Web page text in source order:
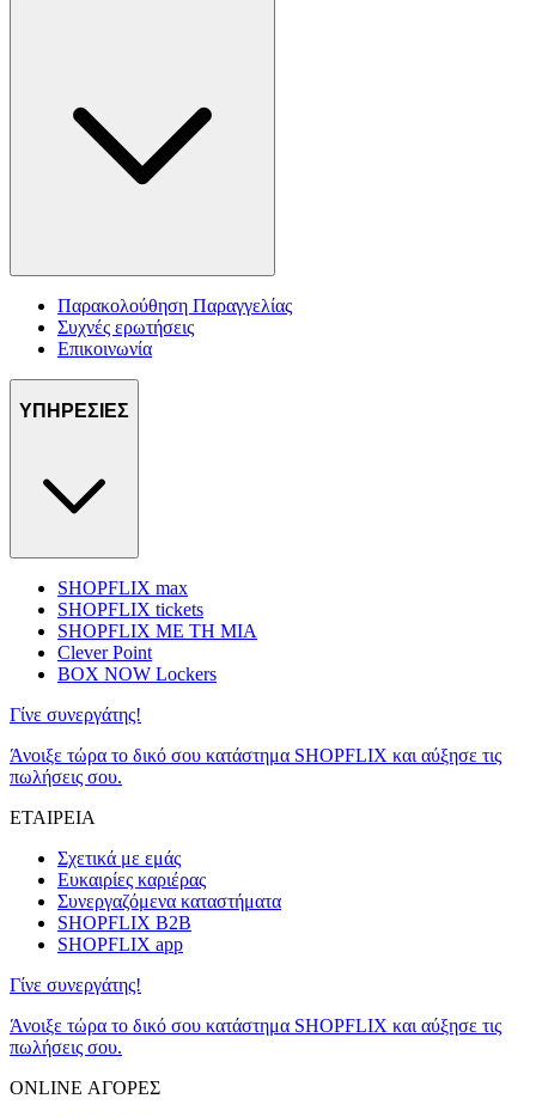
Παρακολούθηση Παραγγελίας
Συχνές ερωτήσεις
Επικοινωνία
ΥΠΗΡΕΣΙΕΣ
SHOPFLIX max
SHOPFLIX tickets
SHOPFLIX ΜΕ ΤΗ ΜΙΑ
Clever Point
BOX NOW Lockers
Γίνε συνεργάτης!
Άνοιξε τώρα το δικό σου κατάστημα SHOPFLIX και αύξησε τις
πωλήσεις σου.
ΕΤΑΙΡΕΙΑ
Σχετικά με εμάς
Ευκαιρίες καριέρας
Συνεργαζόμενα καταστήματα
SHOPFLIX B2B
SHOPFLIX app
Γίνε συνεργάτης!
Άνοιξε τώρα το δικό σου κατάστημα SHOPFLIX και αύξησε τις
πωλήσεις σου.
ONLINE ΑΓΟΡΕΣ